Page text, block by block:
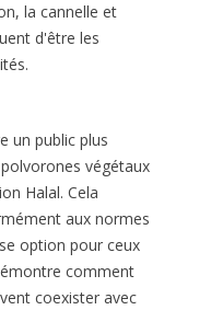
la cannelle et
d'être les
un public plus
végétaux
Halal. Cela
aux normes
option pour ceux
comment
coexister avec